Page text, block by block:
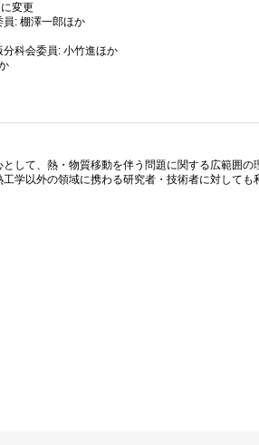
変更
: 棚澤一郎ほか
科会委員: 小竹進ほか
して、熱・物質移動を伴う問題に関する広範囲
学以外の領域に携わる研究者・技術者に対しても